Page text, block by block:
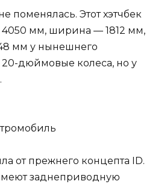
Этот хэтчбек
4050 мм, ширина — 1812 мм,
мм у нынешнего
20-дюймовые колеса, но у
от прежнего концепта ID.
заднеприводную